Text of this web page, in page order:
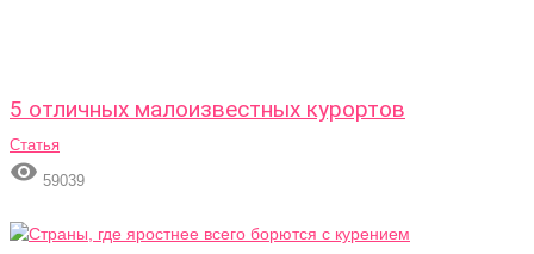
5 отличных малоизвестных курортов
Статья
 59039